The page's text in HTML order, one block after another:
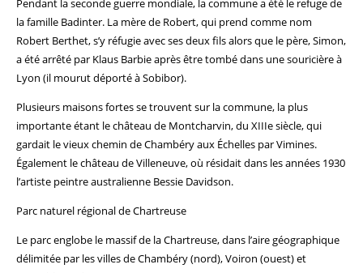
Pendant la seconde guerre mondiale, la commune a été le refuge de
la famille Badinter. La mère de Robert, qui prend comme nom
Robert Berthet, s’y réfugie avec ses deux fils alors que le père, Simon,
a été arrêté par Klaus Barbie après être tombé dans une souricière à
Lyon (il mourut déporté à Sobibor).
Plusieurs maisons fortes se trouvent sur la commune, la plus
importante étant le château de Montcharvin, du XIIIe siècle, qui
gardait le vieux chemin de Chambéry aux Échelles par Vimines.
Également le château de Villeneuve, où résidait dans les années 1930
l’artiste peintre australienne Bessie Davidson.
Parc naturel régional de Chartreuse
Le parc englobe le massif de la Chartreuse, dans l’aire géographique
délimitée par les villes de Chambéry (nord), Voiron (ouest) et